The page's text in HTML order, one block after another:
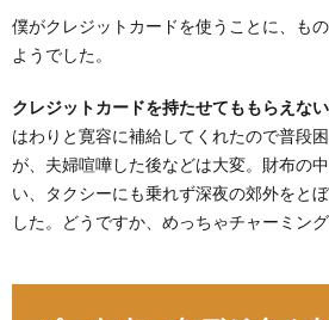
僕がクレジットカードを使うことに、も
ようでした。
クレジットカードを持たせてももらえない
はわりと寛容に補給してくれたので普段
が、夫婦喧嘩した後などは大変。財布の
い、タクシーにも乗れず深夜の郊外をと
した。どうですか、めっちゃチャーミング